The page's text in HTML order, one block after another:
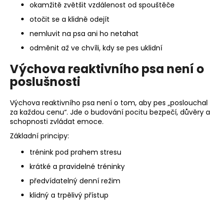
okamžitě zvětšit vzdálenost od spouštěče
otočit se a klidně odejít
nemluvit na psa ani ho netahat
odměnit až ve chvíli, kdy se pes uklidní
Výchova reaktivního psa není o
poslušnosti
Výchova reaktivního psa není o tom, aby pes „poslouchal
za každou cenu“. Jde o budování pocitu bezpečí, důvěry a
schopnosti zvládat emoce.
Základní principy:
trénink pod prahem stresu
krátké a pravidelné tréninky
předvídatelný denní režim
klidný a trpělivý přístup